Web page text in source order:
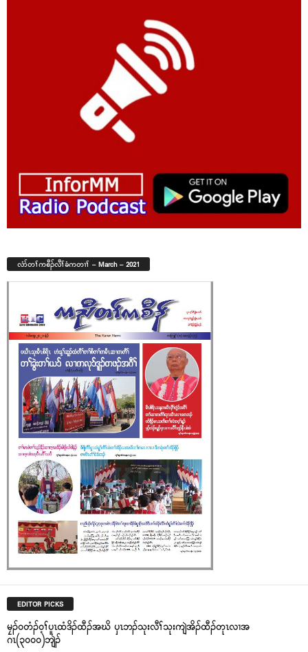
လံာ်တၢ်ကစီၣ်လီၢ်ခံကတၢၢ် – March – 2021
EDITOR PICKS
မၠၣ်၀တံၣ်၀့ၢ်ပူၤထံဒိၣ်ထီၣ်အဃိ ၦၤဘၣ်သုးလီၢ်သုးကျဲအိၣ်ထီၣ်တုၤလၢအ
ဂၤ(၃၀၀၀)ဘျဲၣ်